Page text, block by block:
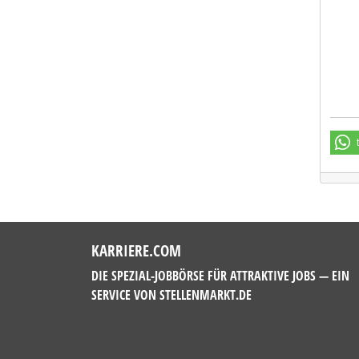
KARRIERE.COM
DIE SPEZIAL-JOBBÖRSE FÜR ATTRAKTIVE JOBS — EIN
SERVICE VON STELLENMARKT.DE